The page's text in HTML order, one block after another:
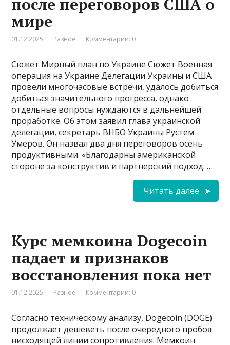
после переговоров США о
мире
01.12.2025 Разное Комментарии: 0
Сюжет Мирный план по Украине Сюжет Военная
операция на Украине Делегации Украины и США
провели многочасовые встречи, удалось добиться
добиться значительного прогресса, однако
отдельные вопросы нуждаются в дальнейшей
проработке. Об этом заявил глава украинской
делегации, секретарь ВНБО Украины Рустем
Умеров. Он назвал два дня переговоров осень
продуктивными. «Благодарны американской
стороне за конструктив и партнерский подход. …
Читать далее
Курс мемкоина Dogecoin
падает и признаков
восстановления пока нет
01.12.2025 Разное Комментарии: 0
Согласно техническому анализу, Dogecoin (DOGE)
продолжает дешеветь после очередного пробоя
нисходящей линии сопротивления. Мемкоин